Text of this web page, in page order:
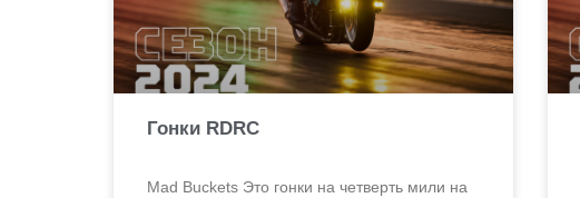
Гонки RDRC
Mad Buckets Это гонки на четверть мили на